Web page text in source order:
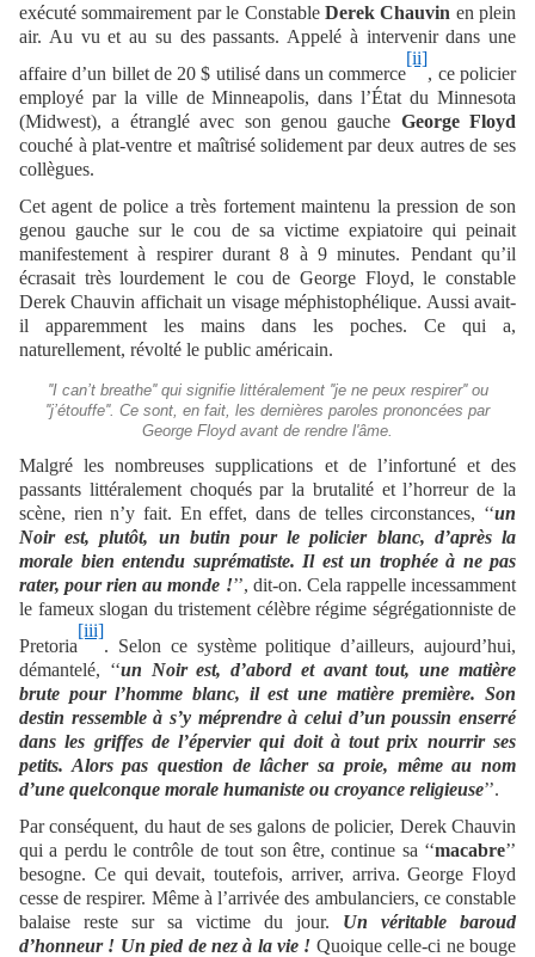
exécuté sommairement par le Constable Derek Chauvin en plein
air. Au vu et au su des passants. Appelé à intervenir dans une
affaire d’un billet de 20 $ utilisé dans un commerce
[ii]
, ce policier
employé par la ville de Minneapolis, dans l’État du Minnesota
(Midwest), a étranglé avec son genou gauche George Floyd
couché à plat-ventre et maîtrisé solidement par deux autres de ses
collègues.
Cet agent de police a très fortement maintenu la pression de son
genou gauche sur le cou de sa victime expiatoire qui peinait
manifestement à respirer durant 8 à 9 minutes. Pendant qu’il
écrasait très lourdement le cou de George Floyd, le constable
Derek Chauvin affichait un visage méphistophélique. Aussi avait-
il apparemment les mains dans les poches. Ce qui a,
naturellement, révolté le public américain.
''I can’t breathe'' qui signifie littéralement ''je ne peux respirer'' ou
''j’étouffe''. Ce sont, en fait, les dernières paroles prononcées par
George Floyd avant de rendre l'âme.
Malgré les nombreuses supplications et de l’infortuné et des
passants littéralement choqués par la brutalité et l’horreur de la
scène, rien n’y fait. En effet, dans de telles circonstances, ‘‘un
Noir est, plutôt, un butin pour le policier blanc, d’après la
morale bien entendu suprématiste. Il est un trophée à ne pas
rater, pour rien au monde !’’, dit-on. Cela rappelle incessamment
le fameux slogan du tristement célèbre régime ségrégationniste de
Pretoria
[iii]
. Selon ce système politique d’ailleurs, aujourd’hui,
démantelé, ‘‘un Noir est, d’abord et avant tout, une matière
brute pour l’homme blanc, il est une matière première. Son
destin ressemble à s’y méprendre à celui d’un poussin enserré
dans les griffes de l’épervier qui doit à tout prix nourrir ses
petits. Alors pas question de lâcher sa proie, même au nom
d’une quelconque morale humaniste ou croyance religieuse’’.
Par conséquent, du haut de ses galons de policier, Derek Chauvin
qui a perdu le contrôle de tout son être, continue sa ‘‘macabre’’
besogne. Ce qui devait, toutefois, arriver, arriva. George Floyd
cesse de respirer. Même à l’arrivée des ambulanciers, ce constable
balaise reste sur sa victime du jour. Un véritable baroud
d’honneur ! Un pied de nez à la vie ! Quoique celle-ci ne bouge